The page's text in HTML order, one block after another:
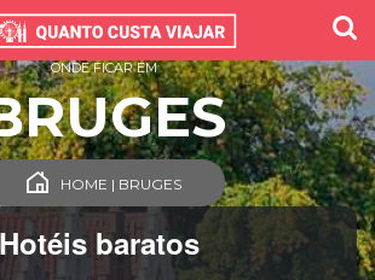
Hotéis baratos
ONDE FICAR EM
HOME | BRUGES